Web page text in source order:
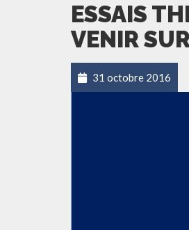
ESSAIS
VENIR
31 octobre 2016